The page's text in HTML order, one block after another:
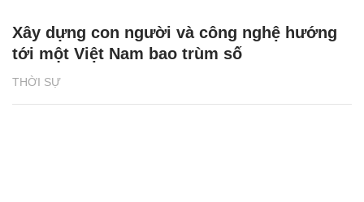
THỜI SỰ
Xây dựng con người và công nghệ hướng
tới một Việt Nam bao trùm số